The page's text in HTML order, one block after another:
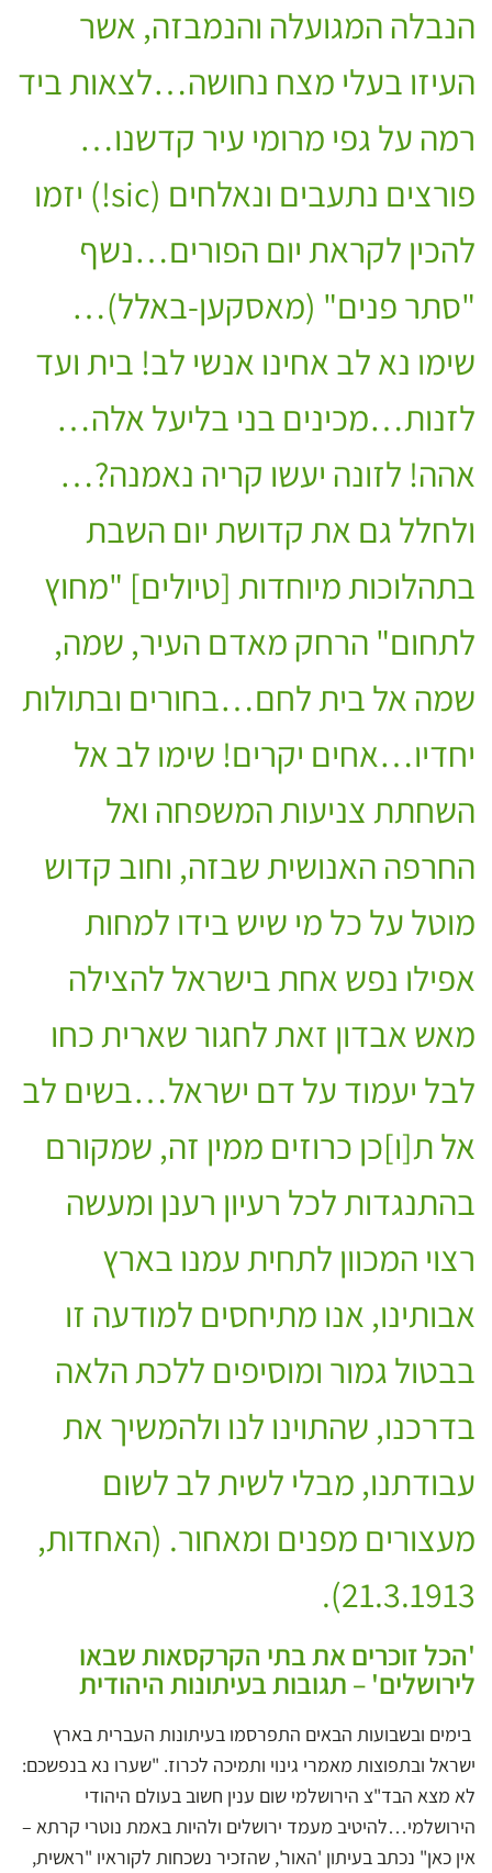
הנבלה המגועלה והנמבזה, אשר
העיזו בעלי מצח נחושה…לצאות ביד
רמה על גפי מרומי עיר קדשנו…
פורצים נתעבים ונאלחים (sic!) יזמו
להכין לקראת יום הפורים…נשף
"סתר פנים" (מאסקען-באלל)…
שימו נא לב אחינו אנשי לב! בית ועד
לזנות…מכינים בני בליעל אלה…
אהה! לזונה יעשו קריה נאמנה?…
ולחלל גם את קדושת יום השבת
בתהלוכות מיוחדות [טיולים] "מחוץ
לתחום" הרחק מאדם העיר, שמה,
שמה אל בית לחם…בחורים ובתולות
יחדיו…אחים יקרים! שימו לב אל
השחתת צניעות המשפחה ואל
החרפה האנושית שבזה, וחוב קדוש
מוטל על כל מי שיש בידו למחות
אפילו נפש אחת בישראל להצילה
מאש אבדון זאת לחגור שארית כחו
לבל יעמוד על דם ישראל…בשים לב
אל ת[ו]כן כרוזים ממין זה, שמקורם
בהתנגדות לכל רעיון רענן ומעשה
רצוי המכוון לתחית עמנו בארץ
אבותינו, אנו מתיחסים למודעה זו
בבטול גמור ומוסיפים ללכת הלאה
בדרכנו, שהתוינו לנו ולהמשיך את
עבודתנו, מבלי לשית לב לשום
מעצורים מפנים ומאחור. (האחדות,
21.3.1913).
'הכל זוכרים את בתי הקרקסאות שבאו
לירושלים' – תגובות בעיתונות היהודית
בימים ובשבועות הבאים התפרסמו בעיתונות העברית בארץ
ישראל ובתפוצות מאמרי גינוי ותמיכה לכרוז. "שערו נא בנפשכם:
לא מצא הבד"צ הירושלמי שום ענין חשוב בעולם היהודי
הירושלמי…להיטיב מעמד ירושלים ולהיות באמת נוטרי קרתא –
אין כאן" נכתב בעיתון 'האור', שהזכיר נשכחות לקוראיו "ראשית,